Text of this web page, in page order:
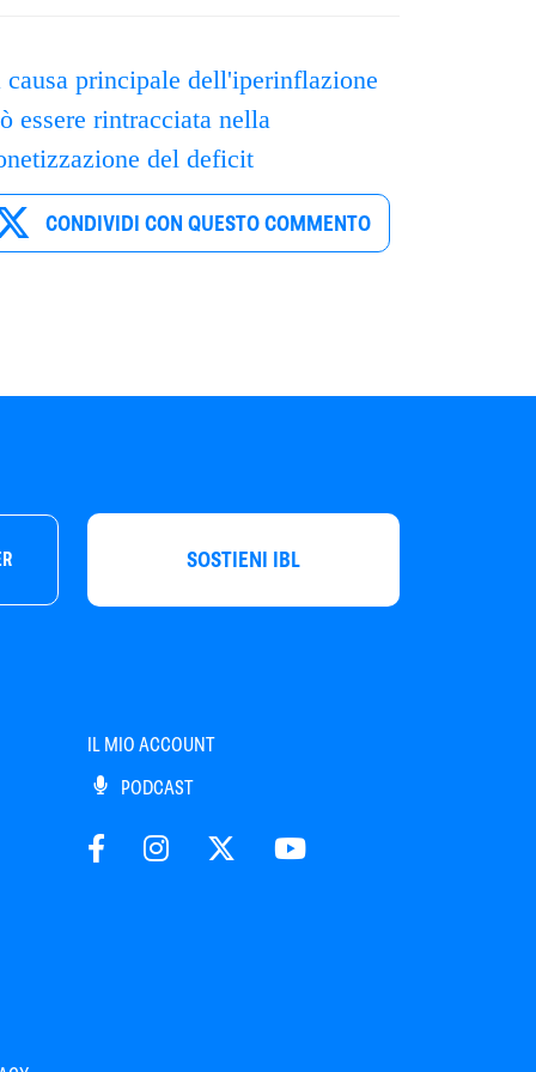
causa principale dell'iperinflazione
essere rintracciata nella
del deficit
CONDIVIDI CON QUESTO COMMENTO
SOSTIENI IBL
IL MIO ACCOUNT
PODCAST